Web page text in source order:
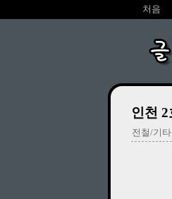
처음
인천
전철/기타